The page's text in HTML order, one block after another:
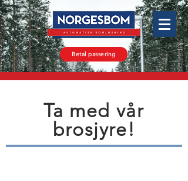
Betal passering
Ta med vår
brosjyre!